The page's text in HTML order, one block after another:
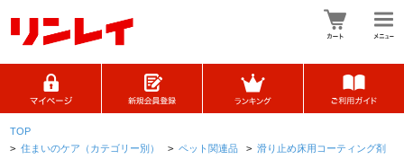
TOP
> 住まいのケア（カテゴリー別） > ペット関連品 > 滑り止め床用コーティング剤